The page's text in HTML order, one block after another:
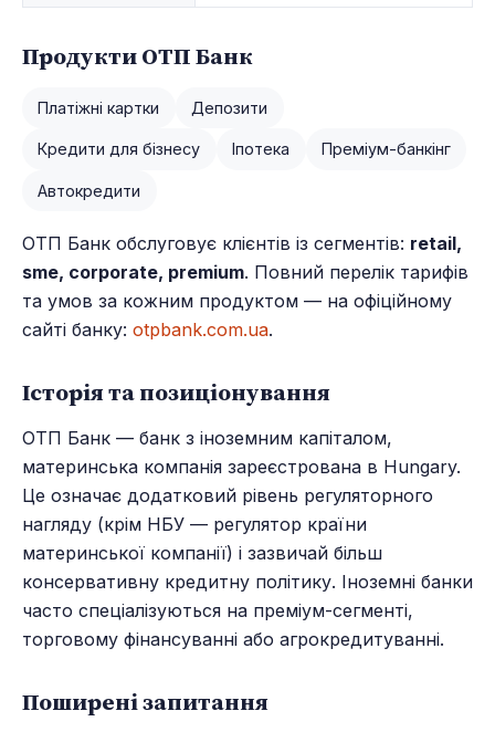
Продукти ОТП Банк
Платіжні картки Депозити
Кредити для бізнесу Іпотека Преміум-банкінг
Автокредити
ОТП Банк обслуговує клієнтів із сегментів: retail,
sme, corporate, premium. Повний перелік тарифів
та умов за кожним продуктом — на офіційному
сайті банку: otpbank.com.ua.
Історія та позиціонування
ОТП Банк — банк з іноземним капіталом,
материнська компанія зареєстрована в Hungary.
Це означає додатковий рівень регуляторного
нагляду (крім НБУ — регулятор країни
материнської компанії) і зазвичай більш
консервативну кредитну політику. Іноземні банки
часто спеціалізуються на преміум-сегменті,
торговому фінансуванні або агрокредитуванні.
Поширені запитання